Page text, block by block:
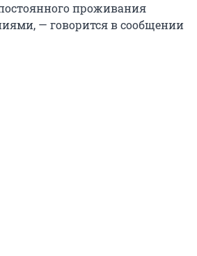
проживания
— говорится в сообщении